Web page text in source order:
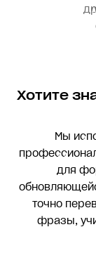
Хотите
Мы
для
точно
фразы,